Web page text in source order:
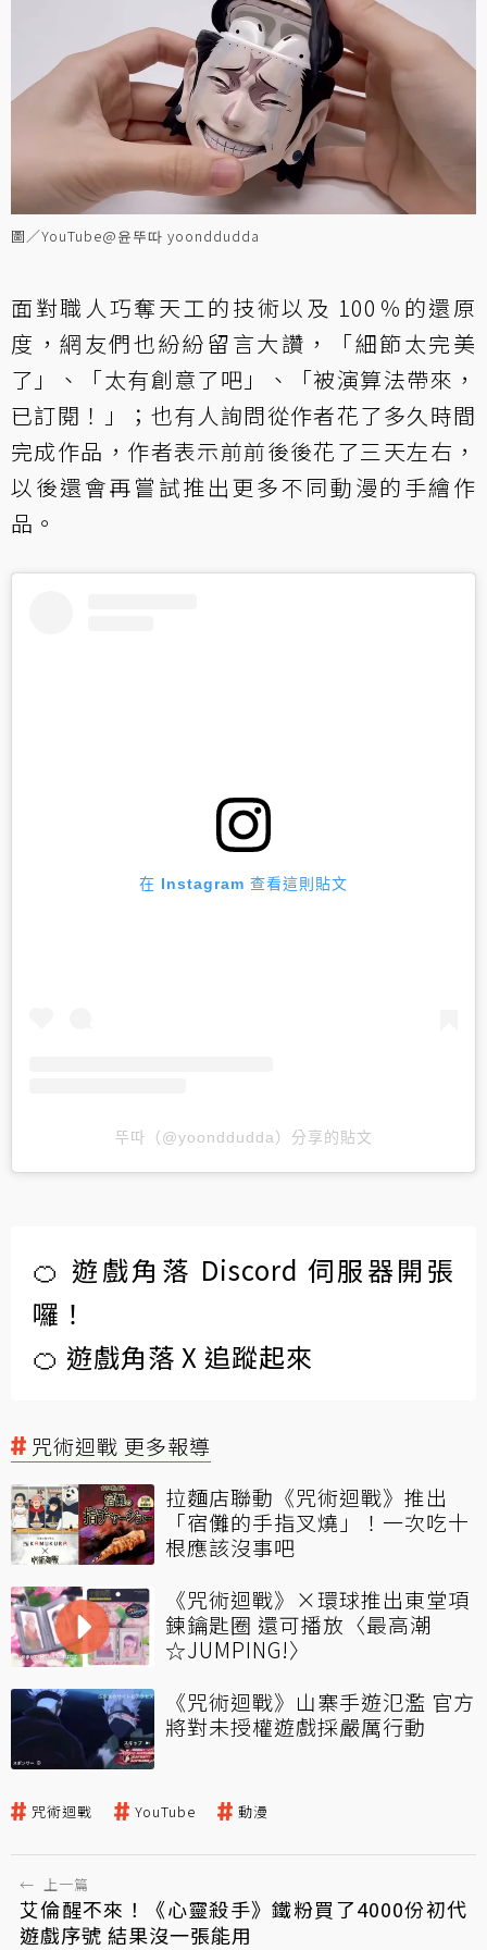
圖／YouTube@윤뚜따 yoonddudda
面對職人巧奪天工的技術以及 100％的還原
度，網友們也紛紛留言大讚，「細節太完美
了」、「太有創意了吧」、「被演算法帶來，
已訂閱！」；也有人詢問從作者花了多久時間
完成作品，作者表示前前後後花了三天左右，
以後還會再嘗試推出更多不同動漫的手繪作
品。
在 Instagram 查看這則貼文
뚜따（@yoonddudda）分享的貼文
🍊 遊戲角落 Discord 伺服器開張
囉！
🍊 遊戲角落 X 追蹤起來
咒術迴戰 更多報導
拉麵店聯動《咒術迴戰》推出
「宿儺的手指叉燒」！一次吃十
根應該沒事吧
《咒術迴戰》×環球推出東堂項
鍊鑰匙圈 還可播放〈最高潮
☆JUMPING!〉
《咒術迴戰》山寨手遊氾濫 官方
將對未授權遊戲採嚴厲行動
咒術迴戰 YouTube 動漫
← 上一篇
艾倫醒不來！《心靈殺手》鐵粉買了4000份初代
遊戲序號 結果沒一張能用